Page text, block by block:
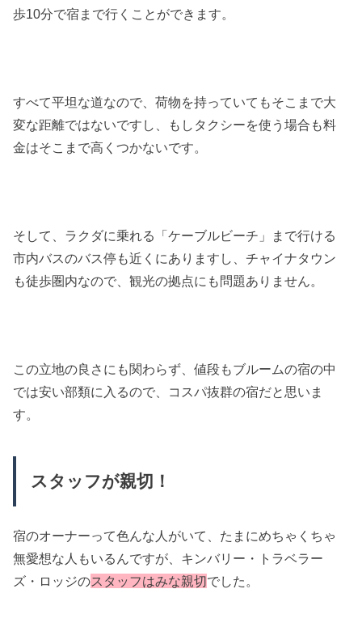
歩10分で宿まで行くことができます。
すべて平坦な道なので、荷物を持っていてもそこまで大
変な距離ではないですし、もしタクシーを使う場合も料
金はそこまで高くつかないです。
そして、ラクダに乗れる「ケーブルビーチ」まで行ける
市内バスのバス停も近くにありますし、チャイナタウン
も徒歩圏内なので、観光の拠点にも問題ありません。
この立地の良さにも関わらず、値段もブルームの宿の中
では安い部類に入るので、コスパ抜群の宿だと思いま
す。
スタッフが親切！
宿のオーナーって色んな人がいて、たまにめちゃくちゃ
無愛想な人もいるんですが、キンバリー・トラベラー
ズ・ロッジのスタッフはみな親切でした。